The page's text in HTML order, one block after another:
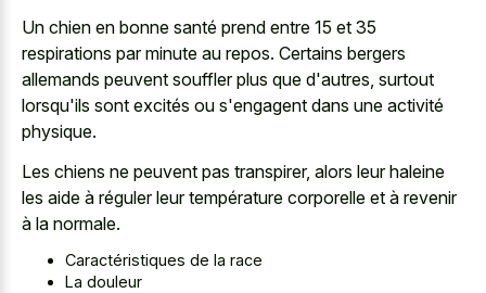
Un chien en bonne santé prend entre 15 et 35
respirations par minute au repos. Certains bergers
allemands peuvent souffler plus que d'autres, surtout
lorsqu'ils sont excités ou s'engagent dans une activité
physique.
Les chiens ne peuvent pas transpirer, alors leur haleine
les aide à réguler leur température corporelle et à revenir
à la normale.
Caractéristiques de la race
La douleur